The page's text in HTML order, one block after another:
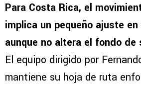
Para Costa Rica, el
implica un pequeño ajuste
aunque no altera el fondo de
El equipo dirigido por
mantiene su hoja de ruta